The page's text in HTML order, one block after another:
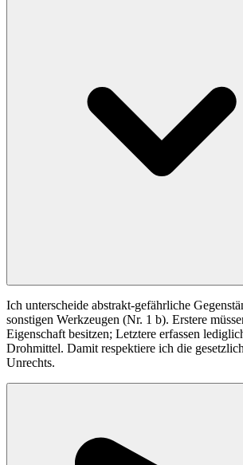
Ich unterscheide abstrakt-gefährliche
sonstigen Werkzeugen (Nr. 1 b). Erstere
Eigenschaft besitzen; Letztere erfassen
Drohmittel. Damit respektiere ich die
Unrechts.